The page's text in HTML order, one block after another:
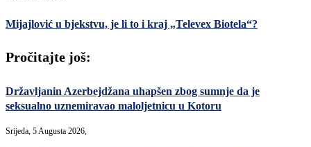
Mijajlović u bjekstvu, je li to i kraj „Televex Biotela“?
Pročitajte još:
Državljanin Azerbejdžana uhapšen zbog sumnje da je
seksualno uznemiravao maloljetnicu u Kotoru
Srijeda, 5 Augusta 2026,